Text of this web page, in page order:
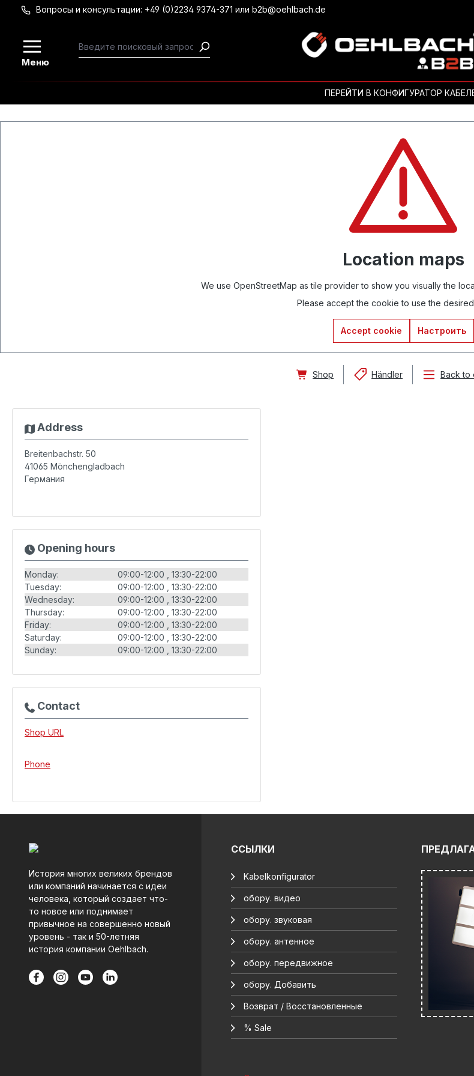
Перейти к основному содержанию
Вопросы и консультации: +49 (0)2234 9374-371 или b2b@oehlbach.de
Меню
ПЕРЕЙТИ В КОНФИГУРАТОР
Location maps
We use OpenStreetMap as tile provider to show you visually the
Please accept the cookie to use the
Accept cookie Настроить
Shop Händler Back to
Address
Breitenbachstr. 50
41065 Mönchengladbach
Германия
Opening hours
Monday: 09:00-12:00
13:30-22:00
Tuesday:
09:00-12:00
13:30-22:00
Wednesday:
09:00-12:00
13:30-22:00
Thursday:
09:00-12:00
13:30-22:00
Friday:
09:00-12:00
13:30-22:00
Saturday:
09:00-12:00
13:30-22:00
Sunday:
09:00-12:00 13:30-22:00
Contact
Shop URL
Phone
История многих великих брендов
или компаний начинается с идеи
человека, который создает что-
то новое или поднимает
привычное на совершенно новый
уровень - так и 50-летняя
история компании Oehlbach.
ССЫЛКИ
Kabelkonfigurator
обору. видео
обору. звуковая
обору. антенное
обору. передвижное
обору. Добавить
Возврат / Восстановленные
% Sale